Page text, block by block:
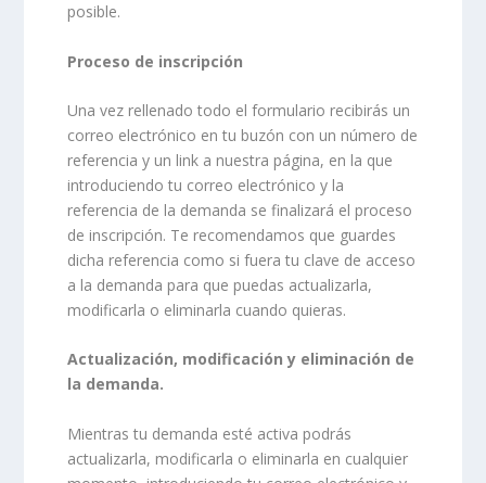
posible.
Proceso de inscripción
Una vez rellenado todo el formulario recibirás un
correo electrónico en tu buzón con un número de
referencia y un link a nuestra página, en la que
introduciendo tu correo electrónico y la
referencia de la demanda se finalizará el proceso
de inscripción. Te recomendamos que guardes
dicha referencia como si fuera tu clave de acceso
a la demanda para que puedas actualizarla,
modificarla o eliminarla cuando quieras.
Actualización, modificación y eliminación de
la demanda.
Mientras tu demanda esté activa podrás
actualizarla, modificarla o eliminarla en cualquier